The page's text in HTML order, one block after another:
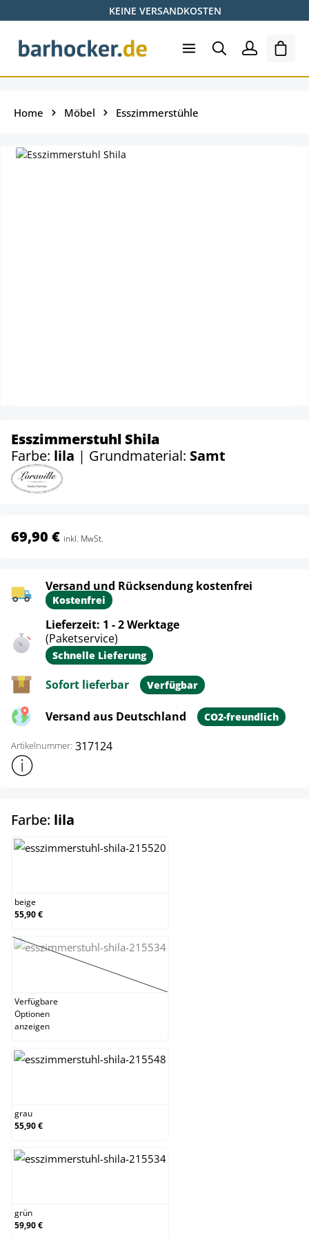
Zum Hauptinhalt springenKEINE VERSANDKOSTEN
Home Möbel Esszimmerstühle
Esszimmerstuhl Shila
Farbe: lila | Grundmaterial: Samt
69,90 € inkl. MwSt.
Versand und Rücksendung kostenfrei
Kostenfrei
Lieferzeit: 1 - 2 Werktage
(Paketservice)
Schnelle Lieferung
Sofort lieferbar Verfügbar
Versand aus Deutschland CO2-freundlich
Artikelnummer: 317124
Weitere Produktinformationen anzeigen
Farbe: lila
beige
55,90 €
braun
(Diese Option ist zurzeit nicht verfügbar.)
Verfügbare
Optionen
anzeigen
grau
55,90 €
grün
59,90 €